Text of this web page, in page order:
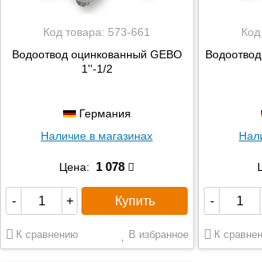
Код товара: 573-661
Водоотвод оцинкованный GEBO
1''-1/2
Германия
Наличие в магазинах
Цена: 1 078
- + Купить
К сравнению В избранное
-
К